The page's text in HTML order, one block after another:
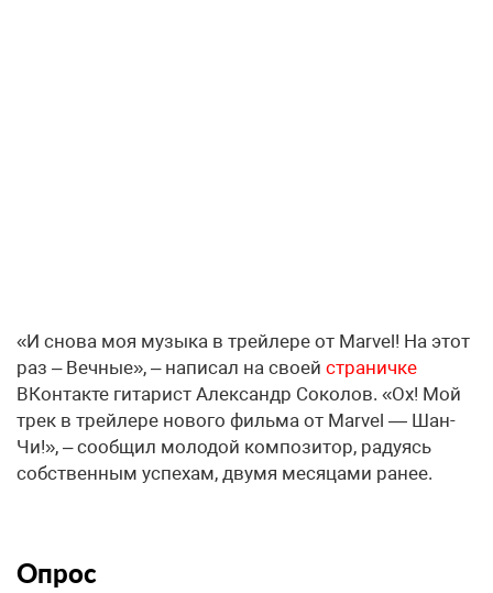
«И снова моя музыка в трейлере от Marvel! На этот
раз – Вечные», – написал на своей страничке
ВКонтакте гитарист Александр Соколов. «Ох! Мой
трек в трейлере нового фильма от Marvel — Шан-
Чи!», – сообщил молодой композитор, радуясь
собственным успехам, двумя месяцами ранее.
Опрос